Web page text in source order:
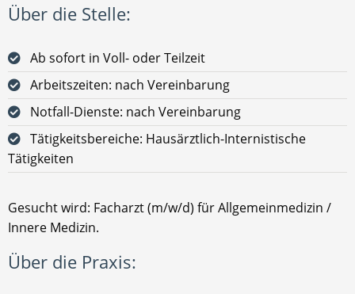
Über die Stelle:
Ab sofort in Voll- oder Teilzeit
Arbeitszeiten: nach Vereinbarung
Notfall-Dienste: nach Vereinbarung
Tätigkeitsbereiche: Hausärztlich-Internistische
Tätigkeiten
Gesucht wird: Facharzt (m/w/d) für Allgemeinmedizin /
Innere Medizin.
Über die Praxis: